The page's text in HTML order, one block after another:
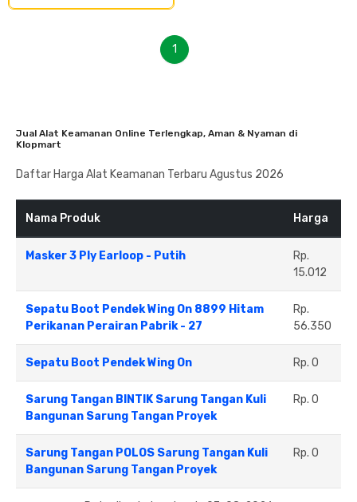
1
Jual Alat Keamanan Online Terlengkap, Aman & Nyaman di
Klopmart
Daftar Harga Alat Keamanan Terbaru Agustus 2026
Nama Produk Harga
Masker 3 Ply Earloop - Putih
Rp.
15.012
Sepatu Boot Pendek Wing On 8899 Hitam
Perikanan Perairan Pabrik - 27
Rp.
56.350
Sepatu Boot Pendek Wing On Rp. 0
Sarung Tangan BINTIK Sarung Tangan Kuli
Bangunan Sarung Tangan Proyek
Rp. 0
Sarung Tangan POLOS Sarung Tangan Kuli
Bangunan Sarung Tangan Proyek
Rp. 0